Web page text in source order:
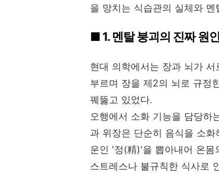
을 망치는 식습관의 실체와
■ 1. 멘탈 붕괴의 진짜 원
현대 의학에서는 장과 뇌가
부르며 장을 제2의 뇌로 규정
꿰뚫고 있었다.
오행에서 소화 기능을 담당하
과 위장은 단순히 음식을 소
운인 '정(精)'을 뽑아내어 온몸
스트레스나 불규칙한 식사로